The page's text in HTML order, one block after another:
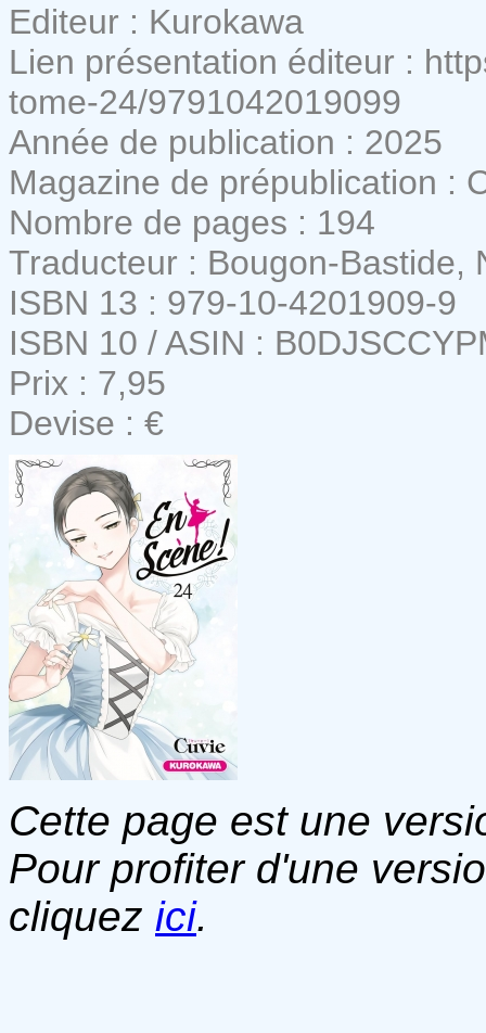
Editeur : Kurokawa
Lien présentation éditeur :
tome-24/9791042019099
Année de publication : 2025
Magazine de prépublication :
Nombre de pages : 194
Traducteur : Bougon-Bastide,
ISBN 13 : 979-10-4201909-9
ISBN 10 / ASIN :
Prix : 7,95
Devise : €
Cette page est une
Pour profiter d'une
cliquez ici.